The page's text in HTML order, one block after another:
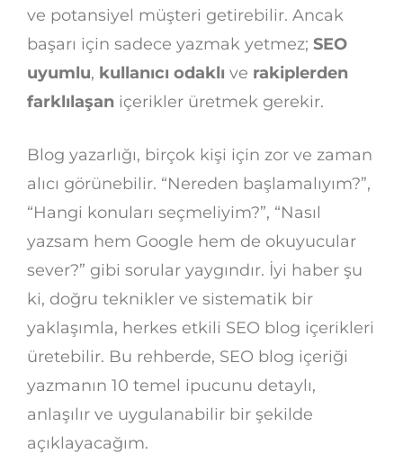
ve potansiyel müşteri getirebilir. Ancak
başarı için sadece yazmak yetmez; SEO
uyumlu, kullanıcı odaklı ve rakiplerden
farklılaşan içerikler üretmek gerekir.
Blog yazarlığı, birçok kişi için zor ve zaman
alıcı görünebilir. “Nereden başlamalıyım?”,
“Hangi konuları seçmeliyim?”, “Nasıl
yazsam hem Google hem de okuyucular
sever?” gibi sorular yaygındır. İyi haber şu
ki, doğru teknikler ve sistematik bir
yaklaşımla, herkes etkili SEO blog içerikleri
üretebilir. Bu rehberde, SEO blog içeriği
yazmanın 10 temel ipucunu detaylı,
anlaşılır ve uygulanabilir bir şekilde
açıklayacağım.